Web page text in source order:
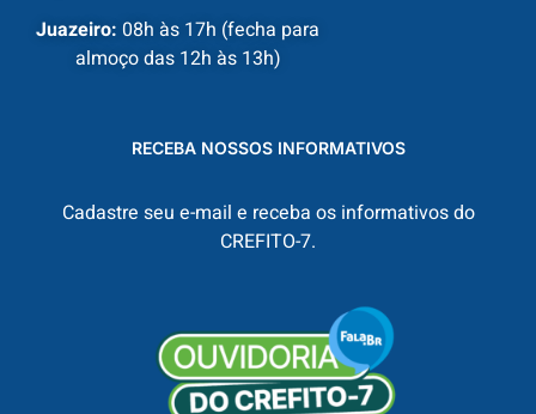
Juazeiro: 08h às 17h (fecha para
almoço das 12h às 13h)
RECEBA NOSSOS INFORMATIVOS
Cadastre seu e-mail e receba os informativos do
CREFITO-7.